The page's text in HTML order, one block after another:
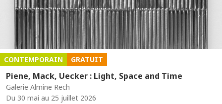
CONTEMPORAIN GRATUIT
Piene, Mack, Uecker : Light, Space and Time
Galerie Almine Rech
Du 30 mai au 25 juillet 2026